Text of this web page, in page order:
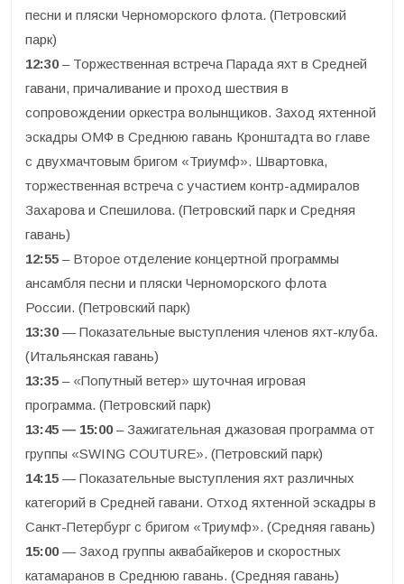
песни и пляски Черноморского флота. (Петровский
парк)
12:30– Торжественная встреча Парада яхт в Средней
гавани, причаливание и проход шествия в
сопровождении оркестра волынщиков. Заход яхтенной
эскадры ОМФ в Среднюю гавань Кронштадта во главе
с двухмачтовым бригом «Триумф». Швартовка,
торжественная встреча с участием контр-адмиралов
Захарова и Спешилова. (Петровский парк и Средняя
гавань)
12:55 – Второе отделение концертной программы
ансамбля песни и пляски Черноморского флота
России. (Петровский парк)
13:30— Показательные выступления членов яхт-клуба.
(Итальянская гавань)
13:35 – «Попутный ветер» шуточная игровая
программа. (Петровский парк)
13:45 — 15:00– Зажигательная джазовая программа от
группы «SWING COUTURE». (Петровский парк)
14:15 — Показательные выступления яхт различных
категорий в Средней гавани. Отход яхтенной эскадры в
Санкт-Петербург с бригом «Триумф». (Средняя гавань)
15:00— Заход группы аквабайкеров и скоростных
катамаранов в Среднюю гавань. (Средняя гавань)